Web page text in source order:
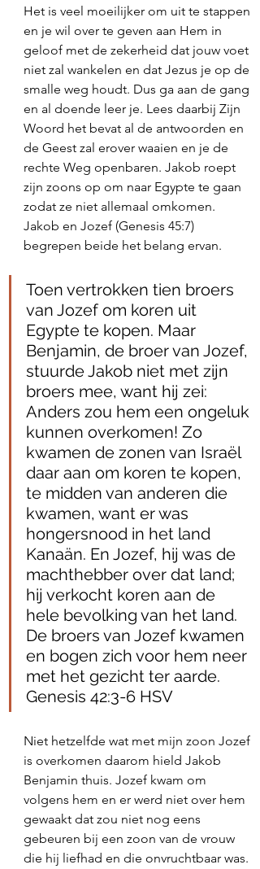
Het is veel moeilijker om uit te stappen
en je wil over te geven aan Hem in
geloof met de zekerheid dat jouw voet
niet zal wankelen en dat Jezus je op de
smalle weg houdt. Dus ga aan de gang
en al doende leer je. Lees daarbij Zijn
Woord het bevat al de antwoorden en
de Geest zal erover waaien en je de
rechte Weg openbaren. Jakob roept
zijn zoons op om naar Egypte te gaan
zodat ze niet allemaal omkomen.
Jakob en Jozef (Genesis 45:7)
begrepen beide het belang ervan.
Toen vertrokken tien broers
van Jozef om koren uit
Egypte te kopen. Maar
Benjamin, de broer van Jozef,
stuurde Jakob niet met zijn
broers mee, want hij zei:
Anders zou hem een ongeluk
kunnen overkomen! Zo
kwamen de zonen van Israël
daar aan om koren te kopen,
te midden van anderen die
kwamen, want er was
hongersnood in het land
Kanaän. En Jozef, hij was de
machthebber over dat land;
hij verkocht koren aan de
hele bevolking van het land.
De broers van Jozef kwamen
en bogen zich voor hem neer
met het gezicht ter aarde.
Genesis 42:3‭-‬6 HSV
Niet hetzelfde wat met mijn zoon Jozef
is overkomen daarom hield Jakob
Benjamin thuis. Jozef kwam om
volgens hem en er werd niet over hem
gewaakt dat zou niet nog eens
gebeuren bij een zoon van de vrouw
die hij liefhad en die onvruchtbaar was.